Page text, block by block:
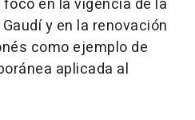
y en la renovación
como ejemplo de
aplicada al